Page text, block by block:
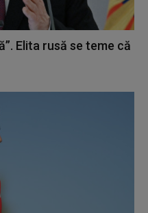
Elita rusă se teme că